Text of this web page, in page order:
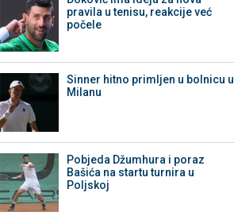
pravila u tenisu, reakcije već
počele
Sinner hitno primljen u bolnicu u
Milanu
Pobjeda Džumhura i poraz
Bašića na startu turnira u
Poljskoj